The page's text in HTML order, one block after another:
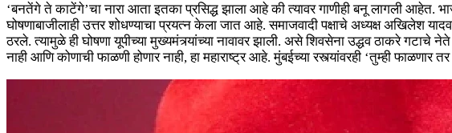
‘बनतेंगे ते काटेंगे’चा नारा आता इतका प्रसिद्ध झाला आहे की त्यावर गाणीही बनू लागली आहेत.
घोषणाबाजीलाही उत्तर शोधण्याचा प्रयत्न केला जात आहे. समाजवादी पक्षाचे अध्यक्ष अखिलेश
ठरले. त्यामुळे ही घोषणा यूपीच्या मुख्यमंत्र्यांच्या नावावर झाली. असे शिवसेना उद्धव ठाकरे
नाही आणि कोणाची फाळणी होणार नाही, हा महाराष्ट्र आहे. मुंबईच्या रस्त्यांवरही ‘तुम्ही